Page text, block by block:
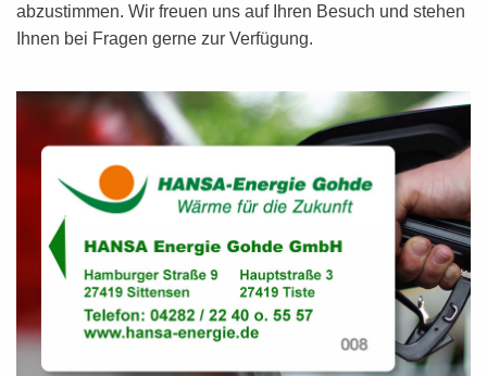
abzustimmen. Wir freuen uns auf Ihren Besuch und stehen
Ihnen bei Fragen gerne zur Verfügung.